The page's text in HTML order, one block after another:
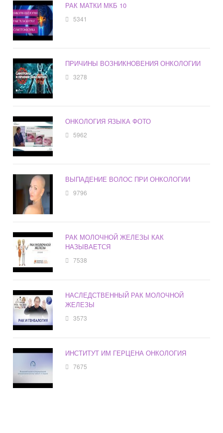
РАК МАТКИ МКБ 10
5341
ПРИЧИНЫ ВОЗНИКНОВЕНИЯ ОНКОЛОГИИ
3278
ОНКОЛОГИЯ ЯЗЫКА ФОТО
5962
ВЫПАДЕНИЕ ВОЛОС ПРИ ОНКОЛОГИИ
9796
РАК МОЛОЧНОЙ ЖЕЛЕЗЫ КАК
НАЗЫВАЕТСЯ
7538
НАСЛЕДСТВЕННЫЙ РАК МОЛОЧНОЙ
ЖЕЛЕЗЫ
3573
ИНСТИТУТ ИМ ГЕРЦЕНА ОНКОЛОГИЯ
7675